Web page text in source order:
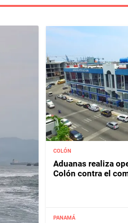
COLÓN
Aduanas realiza
Colón contra el
PANAMÁ